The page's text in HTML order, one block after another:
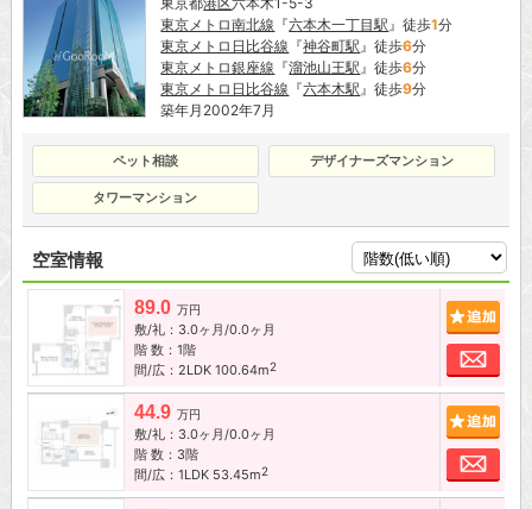
東京メトロ南北線 『六本木一丁目駅』徒歩1分
東京メトロ日比谷線 『神谷町駅』徒歩6分
東京メトロ銀座線 『溜池山王駅』徒歩6分
東京メトロ日比谷線 『六本木駅』徒歩9分
築年月2002年7月
ペット相談 デザイナーズマンション
タワーマンション
空室情報
89.0 万円
敷/礼：3.0ヶ月/0.0ヶ月
階 数：1階
間/広：2LDK 100.64m2
お
44.9 万円
敷/礼：3.0ヶ月/0.0ヶ月
階 数：3階
間/広：1LDK 53.45m2
お